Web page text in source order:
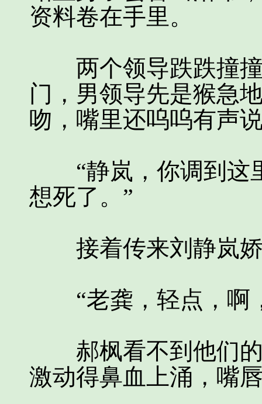
资料卷在手里。
两个领导跌跌撞撞
门，男领导先是猴急
吻，嘴里还呜呜有声
“静岚，你调到这
想死了。”
接着传来刘静岚娇
“老龚，轻点，啊
郝枫看不到他们的
激动得鼻血上涌，嘴